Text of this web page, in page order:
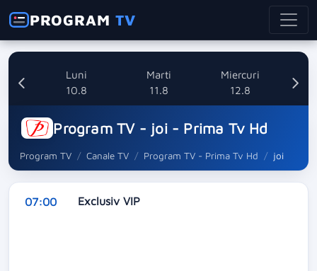
PROGRAMTV
Luni
10.8
Marti
11.8
Miercuri
12.8
Program TV - joi - Prima Tv Hd
Program TV Canale TV Program TV - Prima Tv Hd joi
07:00 Exclusiv VIP